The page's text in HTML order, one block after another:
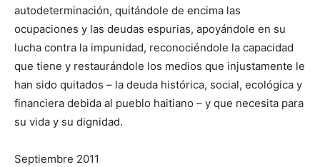
autodeterminación, quitándole de encima las
ocupaciones y las deudas espurias, apoyándole en su
lucha contra la impunidad, reconociéndole la capacidad
que tiene y restaurándole los medios que injustamente le
han sido quitados – la deuda histórica, social, ecológica y
financiera debida al pueblo haitiano – y que necesita para
su vida y su dignidad.
Septiembre 2011